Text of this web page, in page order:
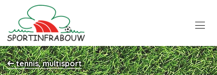
tennis, multisport